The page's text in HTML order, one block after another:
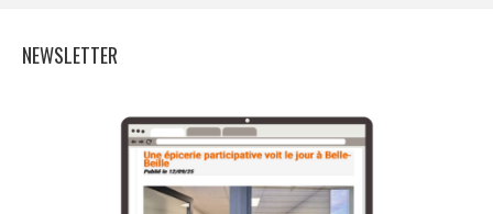
NEWSLETTER